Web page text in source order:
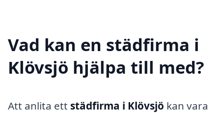
Vad kan en städfirma i
Klövsjö hjälpa till med?
Att anlita ett städfirma i Klövsjö kan vara